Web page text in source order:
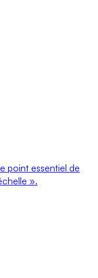
point essentiel de
».